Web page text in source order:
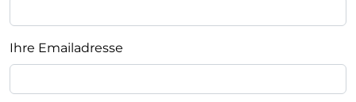
Ihre Emailadresse